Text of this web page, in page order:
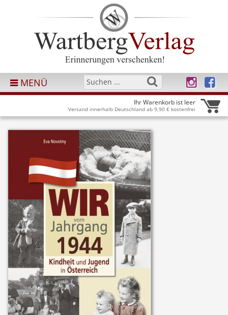
MENÜ
Ihr Warenkorb ist leer
Versand innerhalb Deutschland ab 9,90 € kostenfrei